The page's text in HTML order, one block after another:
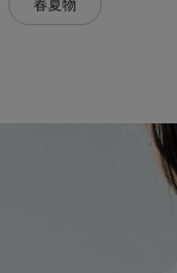
春夏物